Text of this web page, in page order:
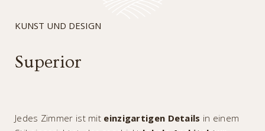
KUNST UND DESIGN
Superior
Jedes Zimmer ist mit einzigartigen Details in einem